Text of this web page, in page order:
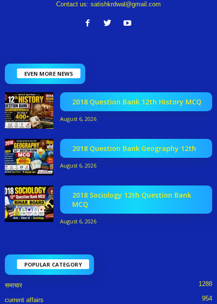
Contact us: satishkrdwal@gmail.com
EVEN MORE NEWS
2018 Question Bank 12th History MCQ
August 6, 2026
2018 Question Bank Geography 12th
August 6, 2026
2018 Sociology 12th Question Bank
MCQ
August 6, 2026
POPULAR CATEGORY
समाचार 1288
current affairs 954